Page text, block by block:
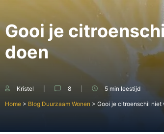
Gooi je
doen
Kristel 8 5 minleestijd
Home > Blog Duurzaam Wonen > Gooi je citroenschil niet